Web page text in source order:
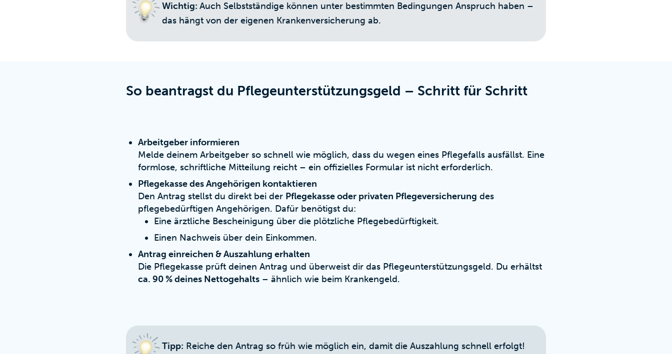
Wichtig: Auch Selbstständige können unter bestimmten Bedingungen Anspruch haben –
das hängt von der eigenen Krankenversicherung ab.
So beantragst du Pflegeunterstützungsgeld – Schritt für Schritt
Arbeitgeber informieren
Melde deinem Arbeitgeber so schnell wie möglich, dass du wegen eines Pflegefalls ausfällst. Eine
formlose, schriftliche Mitteilung reicht – ein offizielles Formular ist nicht erforderlich.
Pflegekasse des Angehörigen kontaktieren
Den Antrag stellst du direkt bei der Pflegekasse oder privaten Pflegeversicherung des
pflegebedürftigen Angehörigen. Dafür benötigst du:
Eine ärztliche Bescheinigung über die plötzliche Pflegebedürftigkeit.
Einen Nachweis über dein Einkommen.
Antrag einreichen & Auszahlung erhalten
Die Pflegekasse prüft deinen Antrag und überweist dir das Pflegeunterstützungsgeld. Du erhältst
ca. 90 % deines Nettogehalts – ähnlich wie beim Krankengeld.
Tipp: Reiche den Antrag so früh wie möglich ein, damit die Auszahlung schnell erfolgt!